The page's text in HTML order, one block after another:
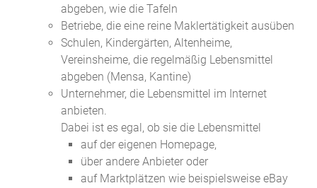
abgeben, wie die Tafeln
Betriebe, die eine reine Maklertätigkeit ausüben
Schulen, Kindergärten, Altenheime,
Vereinsheime, die regelmäßig Lebensmittel
abgeben (Mensa, Kantine)
Unternehmer, die Lebensmittel im Internet
anbieten.
Dabei ist es egal, ob sie die Lebensmittel
auf der eigenen Homepage,
über andere Anbieter oder
auf Marktplätzen wie beispielsweise eBay